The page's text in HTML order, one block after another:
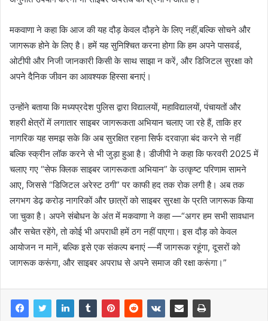
मकवाणा ने कहा कि आज की यह दौड़ केवल दौड़ने के लिए नहीं,बल्कि सोचने और
जागरूक होने के लिए है। हमें यह सुनिश्चित करना होगा कि हम अपने पासवर्ड,
ओटीपी और निजी जानकारी किसी के साथ साझा न करें, और डिजिटल सुरक्षा को
अपने दैनिक जीवन का आवश्यक हिस्सा बनाएं।
उन्होंने बताया कि मध्यप्रदेश पुलिस द्वारा विद्यालयों, महाविद्यालयों, पंचायतों और
शहरी क्षेत्रों में लगातार साइबर जागरूकता अभियान चलाए जा रहे हैं, ताकि हर
नागरिक यह समझ सके कि अब सुरक्षित रहना सिर्फ दरवाज़ा बंद करने से नहीं
बल्कि स्क्रीन लॉक करने से भी जुड़ा हुआ है। डीजीपी ने कहा कि फरवरी 2025 में
चलाए गए “सेफ क्लिक साइबर जागरूकता अभियान” के उत्कृष्ट परिणाम सामने
आए, जिससे “डिजिटल अरेस्ट ठगी” पर काफी हद तक रोक लगी है। अब तक
लगभग डेढ़ करोड़ नागरिकों और छात्रों को साइबर सुरक्षा के प्रति जागरूक किया
जा चुका है। अपने संबोधन के अंत में मकवाणा ने कहा —“अगर हम सभी सावधान
और सचेत रहेंगे, तो कोई भी अपराधी हमें ठग नहीं पाएगा। इस दौड़ को केवल
आयोजन न मानें, बल्कि इसे एक संकल्प बनाएं —मैं जागरूक रहूंगा, दूसरों को
जागरूक करूंगा, और साइबर अपराध से अपने समाज की रक्षा करूंगा।”